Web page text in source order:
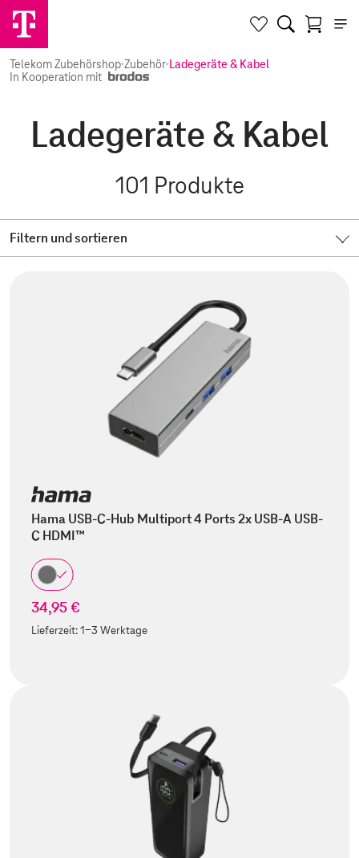
Telekom Zubehörshop·Zubehör·Ladegeräte & Kabel
In Kooperation mit
Ladegeräte & Kabel
101 Produkte
Filtern und sortieren
Hama USB-C-Hub Multiport 4 Ports 2x USB-A USB-
C HDMI™
34,95 €
Lieferzeit:1-3 Werktage